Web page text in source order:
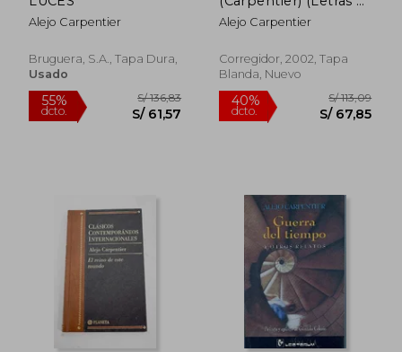
39%
dcto.
55%
dcto.
Alejo Carpentier
Bruguera, S.A., Tapa Dura,
Usado
sur del rio Bravo)
Alejo Carpentier
Corregidor, 2002, Tapa
Blanda, Nuevo